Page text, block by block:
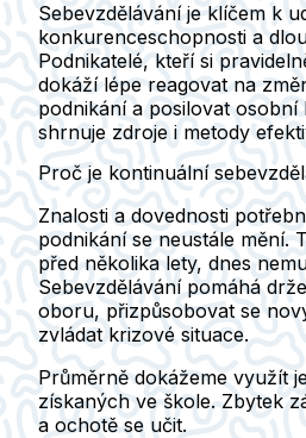
Sebevzdělávání je klíčem k
konkurenceschopnosti a
Podnikatelé, kteří si
dokáží lépe reagovat na
podnikání a posilovat osobní
shrnuje zdroje i metody
Proč je kontinuální
Znalosti a dovednosti
podnikání se neustále mění.
před několika lety, dnes
Sebevzdělávánípomáhá
oboru, přizpůsobovat se
zvládat krizové situace.
Průměrně dokážeme využít
získaných ve škole. Zbytek
a ochotě se učit.